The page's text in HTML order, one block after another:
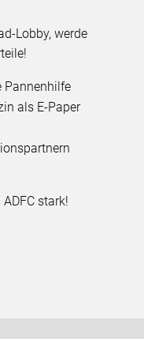
Lobby, werde
Pannenhilfe
als E-Paper
stark!